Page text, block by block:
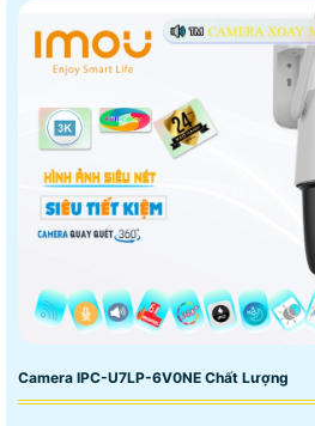
Camera IPC-U7LP-6V0NE Chất Lượng